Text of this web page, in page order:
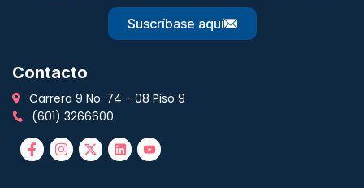
Suscríbase aquí
Contacto
Carrera 9 No. 74 - 08 Piso 9
(601) 3266600